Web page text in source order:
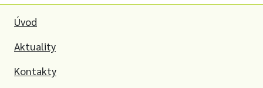
Úvod
Aktuality
Kontakty